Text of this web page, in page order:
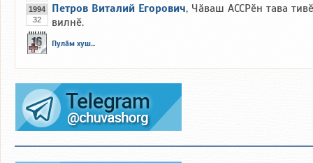
1994
32
Петров Виталий Егорович, Чӑваш АССРӗн тава
вилнӗ.
Пулӑм хуш...